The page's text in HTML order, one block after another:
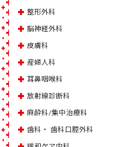
整形外科
脳神経外科
皮膚科
産婦人科
耳鼻咽喉科
放射線診断科
麻酔科/集中治療科
歯科・ 歯科口腔外科